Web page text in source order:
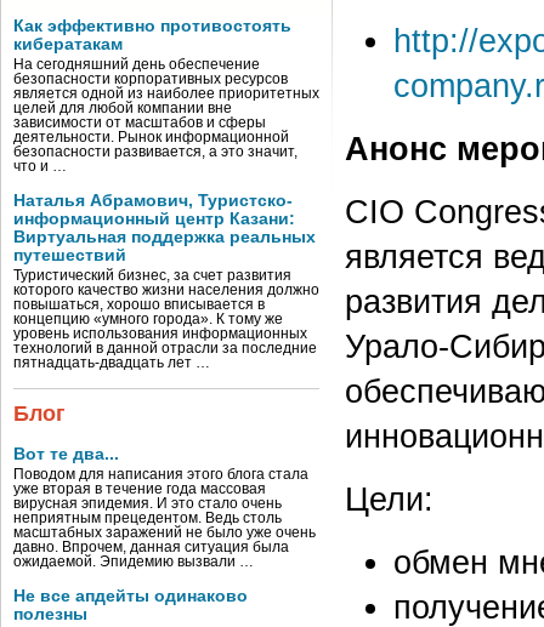
Как эффективно противостоять
кибератакам
На сегодняшний день обеспечение
безопасности корпоративных ресурсов
является одной из наиболее приоритетных
целей для любой компании вне
зависимости от масштабов и сферы
деятельности. Рынок информационной
безопасности развивается, а это значит,
что и …
Наталья Абрамович, Туристско-
информационный центр Казани:
Виртуальная поддержка реальных
путешествий
Туристический бизнес, за счет развития
которого качество жизни населения должно
повышаться, хорошо вписывается в
концепцию «умного города». К тому же
уровень использования информационных
технологий в данной отрасли за последние
пятнадцать-двадцать лет …
Блог
Вот те два...
Поводом для написания этого блога стала
уже вторая в течение года массовая
вирусная эпидемия. И это стало очень
неприятным прецедентом. Ведь столь
масштабных заражений не было уже очень
давно. Впрочем, данная ситуация была
ожидаемой. Эпидемию вызвали …
Не все апдейты одинаково
полезны
http://
Анонс
CIO
является
развития
Урало-
Цели:
обмен